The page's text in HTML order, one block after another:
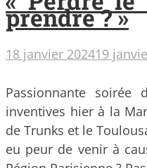
prendre ? »
18 janvier 202419
Passionnante soirée
inventives hier à la
de Trunks et le
eu peur de venir à